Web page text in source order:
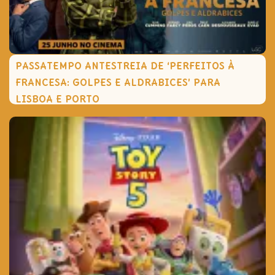
PASSATEMPO ANTESTREIA DE ‘PERFEITOS À
FRANCESA: GOLPES E ALDRABICES’ PARA
LISBOA E PORTO